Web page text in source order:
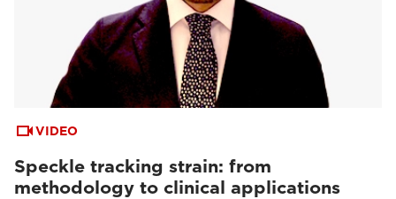
VIDEO
Speckle tracking strain: from
methodology to clinical applications